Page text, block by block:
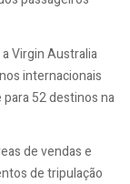
Virgin Australia
internacionais
52 destinos na
de vendas e
de tripulação